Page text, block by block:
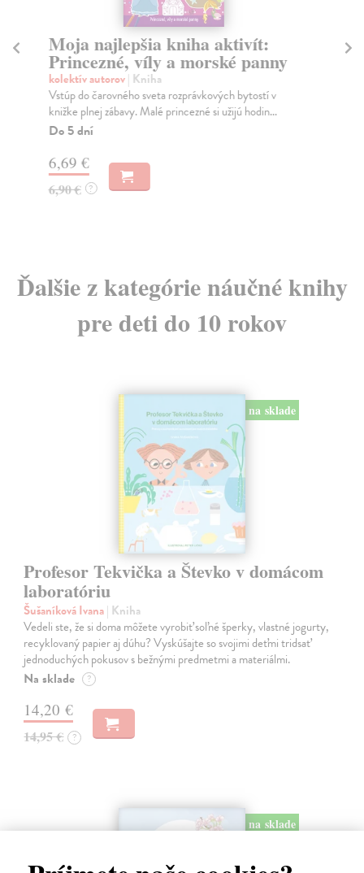
Moja najlepšia kniha aktivít:
Princezné, víly a morské panny
kolektív autorov| Kniha
Vstúp do čarovného sveta rozprávkových bytostí v
knižke plnej zábavy. Malé princezné si užijú hodin...
Do 5 dní
6,69 €
6,90 € ?
Ďalšie z kategórie náučné knihy
pre deti do 10 rokov
na sklade
Profesor Tekvička a Števko v domácom
laboratóriu
Šušaníková Ivana| Kniha
Vedeli ste, že si doma môžete vyrobiť soľné šperky, vlastné jogurty,
recyklovaný papier aj dúhu? Vyskúšajte so svojimi deťmi tridsať
jednoduchých pokusov s bežnými predmetmi a materiálmi.
Na sklade ?
14,20 €
14,95 € ?
na sklade